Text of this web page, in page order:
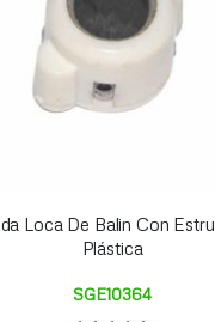
Loca De Balin Con
Plástica
SGE10364